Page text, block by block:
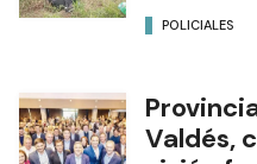
POLICIALES
Valdés,